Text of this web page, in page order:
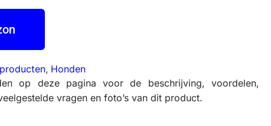
, Honden
op deze pagina voor de beschrijving, voordelen,
vragen en foto’s van dit product.